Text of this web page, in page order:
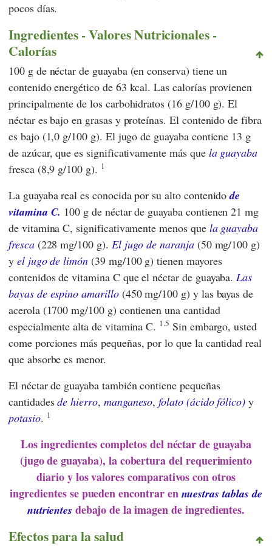
pocos días.
Ingredientes - Valores Nutricionales -
Calorías
100 g de néctar de guayaba (en conserva) tiene un
contenido energético de 63 kcal. Las calorías provienen
principalmente de los carbohidratos (16 g/100 g). El
néctar es bajo en grasas y proteínas. El contenido de fibra
es bajo (1,0 g/100 g). El jugo de guayaba contiene 13 g
de azúcar, que es significativamente más que la guayaba
fresca (8,9 g/100 g). 1
La guayaba real es conocida por su alto contenidode
vitamina C. 100 g de néctar de guayaba contienen 21 mg
de vitamina C, significativamente menos que la guayaba
fresca(228 mg/100 g). El jugo de naranja(50 mg/100 g)
y el jugo de limón (39 mg/100 g) tienen mayores
contenidos de vitamina C que el néctar de guayaba. Las
bayas de espino amarillo(450 mg/100 g) y las bayas de
acerola (1700 mg/100 g) contienen una cantidad
especialmente alta de vitamina C. 1.5 Sin embargo, usted
come porciones más pequeñas, por lo que la cantidad real
que absorbe es menor.
El néctar de guayaba también contiene pequeñas
cantidadesde hierro, manganeso,folato (ácido fólico) y
potasio. 1
Los ingredientes completos del néctar de guayaba
(jugo de guayaba), la cobertura del requerimiento
diario y los valores comparativos con otros
ingredientes se pueden encontrar en nuestras tablas de
nutrientes debajo de la imagen de ingredientes.
Efectos para la salud